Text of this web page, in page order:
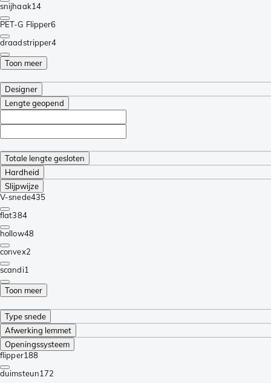
snijhaak14
PET-G Flipper6
draadstripper4
Toon meer
Designer
Lengte geopend
Totale lengte gesloten
Hardheid
Slijpwijze
V-snede435
flat384
hollow48
convex2
scandi1
Toon meer
Type snede
Afwerking lemmet
Openingssysteem
flipper188
duimsteun172